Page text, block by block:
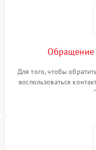
Обращение
Для того, чтобы
воспользоваться
или оставить